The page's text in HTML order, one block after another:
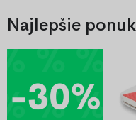
Najlepšie